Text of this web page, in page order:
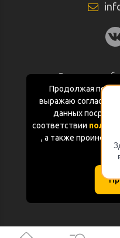
Продолжая
выражаю согласие
данных
соответствии
, а также
Согласие на
Политика
(с) «POGOS.ru»